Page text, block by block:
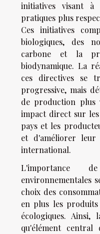
initiatives visant à
pratiques plus
Ces initiatives
biologiques, des
carbone et la
biodynamique. La
ces directives se
progressive, mais
de production plus
impact direct sur
pays et les
et d'améliorer
international.
L'importance
environnementales
choix des
en plus les
écologiques.
qu'élément central